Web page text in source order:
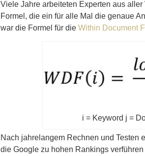
Viele Jahre arbeiteten Experten aus
Formel, die ein für alle Mal die genaue
war die Formel für die Within Document
i = Keyword j =
Nach jahrelangem Rechnen und Testen
die Google zu hohen Rankings